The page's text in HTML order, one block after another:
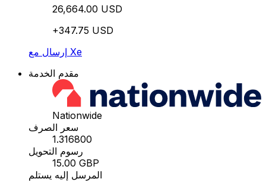
26,664.00 USD
+347.75 USD
إرسال مع Xe
مقدم الخدمة
Nationwide
سعر الصرف
1.316800
رسوم التحويل
15.00 GBP
المرسل إليه يستلم